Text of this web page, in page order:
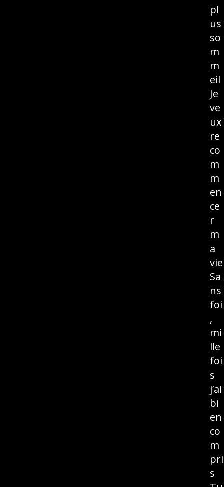
pl
us
so
m
m
eil
Je
ve
ux
re
co
m
m
en
ce
r
m
a
vie
Sa
ns
foi
,
mi
lle
foi
s
j’ai
bi
en
co
m
pri
s